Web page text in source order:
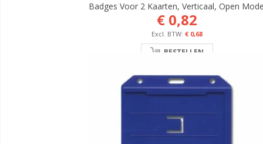
Badges Voor 2 Kaarten, Verticaal, Open
€ 0,82
€ 0,68
BESTELLEN